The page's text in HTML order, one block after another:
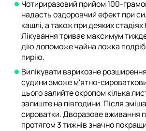
Чотириразовий прийом 100-
надасть оздоровчий ефект при
кашлі, а також при деяких стадіях
Лікування триває максимум
дію допоможе чайна ложка
пирію.
Вилікувати варикозне
судини зможе м'ятно-
цього залийте окропом кілька
залиште на півгодини. Після
сироватки. Дворазове вживання
протягом 3 тижнів значно